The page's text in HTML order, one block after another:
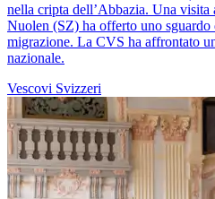
nella cripta dell’Abbazia. Una visita
Nuolen (SZ) ha offerto uno sguardo
migrazione. La CVS ha affrontato
nazionale.
Vescovi Svizzeri